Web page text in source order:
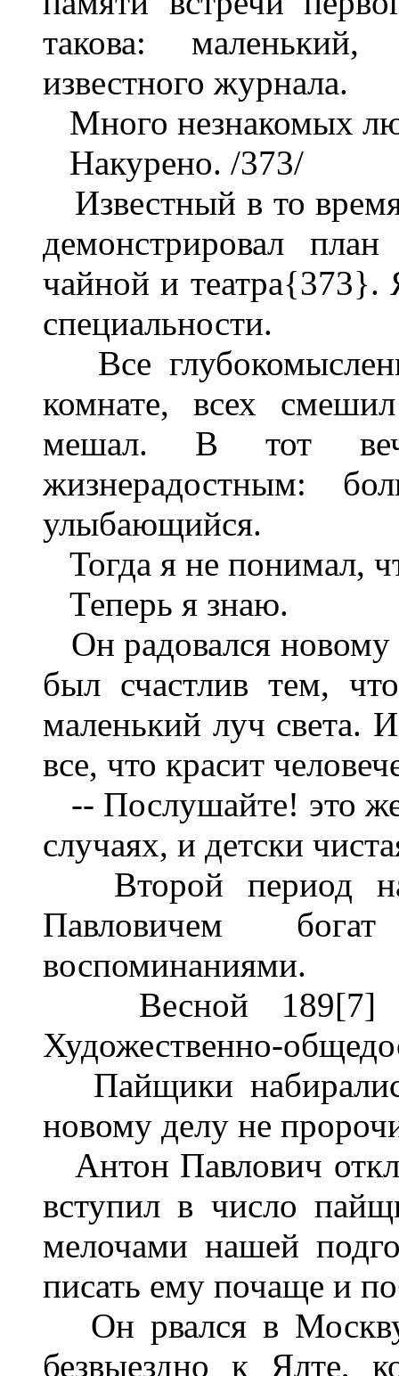
такова: маленький,
известного журнала.
Много незнакомых
Накурено. /373/
Известный в то
демонстрировал
чайной и театра{373}.
специальности.
Все
комнате, всех
мешал. В тот
жизнерадостным:
улыбающийся.
Тогда я не понимал,
Теперь я знаю.
Он радовался
был счастлив тем,
маленький луч света.
все, что красит
-- Послушайте! это
случаях, и детски
Второй период
Павловичем
воспоминаниями.
Весной 189[7]
Художественно-
Пайщики
новому делу не
Антон Павлович
вступил в число
мелочами нашей
писать ему почаще и
Он рвался в
безвыездно к Ялте,